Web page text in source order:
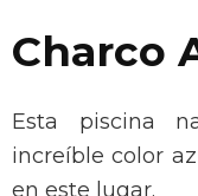
Charco
Esta piscina
increíble color
en este lugar.